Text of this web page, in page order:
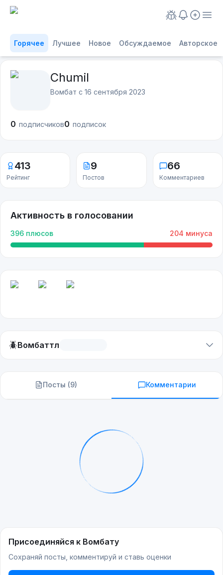
Горячее Лучшее Новое Обсуждаемое Авторское
Chumil
Вомбат с 16 сентября 2023
0 подписчиков0 подписок
413
Рейтинг
9
Постов
66
Комментариев
Активность в голосовании
396 плюсов 204 минуса
🪲Вомбаттл
Посты (9) Комментарии
Присоединяйся к Вомбату
Сохраняй посты, комментируй и ставь оценки